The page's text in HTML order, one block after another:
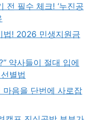
전 필수 체크! ‘누진공
법! 2026 민생지원금
약사들이 절대 입에
별법
마음을 단번에 사로잡